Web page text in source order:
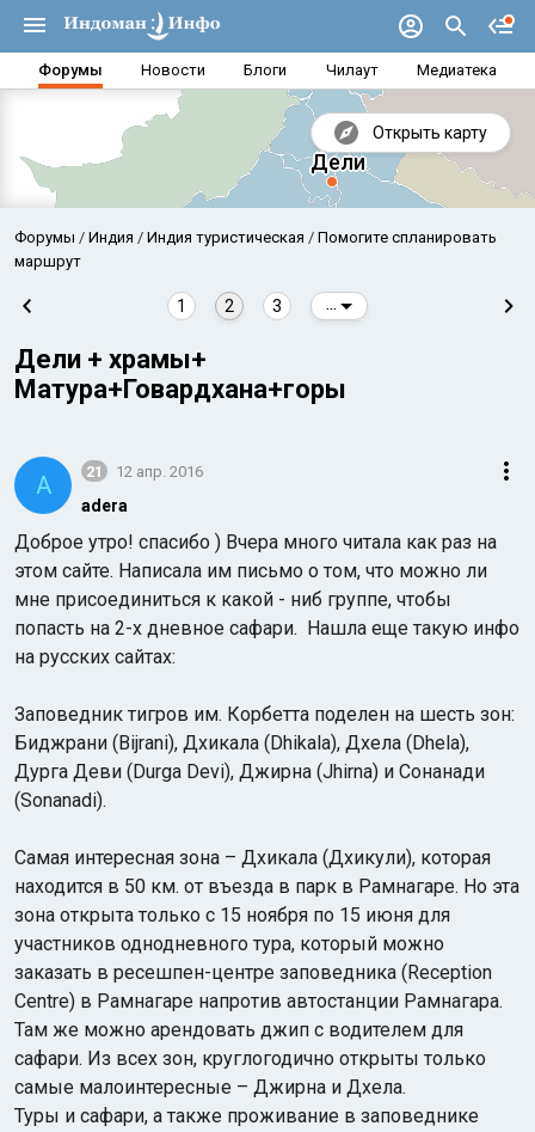
Форумы Новости Блоги Чилаут Медиатека
Открыть карту
Аравийское море
Индийский океан
Форумы Индия Индия туристическая
Помогите спланировать
маршрут
1 2 3
Дели + храмы+
Матура+Говардхана+горы
A 21 12 апр. 2016
adera
Доброе утро! спасибо ) Вчера много читала как раз на
этом сайте. Написала им письмо о том, что можно ли
мне присоединиться к какой - ниб группе, чтобы
попасть на 2-х дневное сафари. Нашла еще такую инфо
на русских сайтах:
Заповедник тигров им. Корбетта поделен на шесть зон:
Биджрани (Bijrani), Дхикала (Dhikala), Дхела (Dhela),
Дурга Деви (Durga Devi), Джирна (Jhirna) и Сонанади
(Sonanadi).
Самая интересная зона – Дхикала (Дхикули), которая
находится в 50 км. от въезда в парк в Рамнагаре. Но эта
зона открыта только с 15 ноября по 15 июня для
участников однодневного тура, который можно
заказать в ресешпен-центре заповедника (Reception
Centre) в Рамнагаре напротив автостанции Рамнагара.
Там же можно арендовать джип с водителем для
сафари. Из всех зон, круглогодично открыты только
самые малоинтересные – Джирна и Дхела.
Туры и сафари, а также проживание в заповеднике